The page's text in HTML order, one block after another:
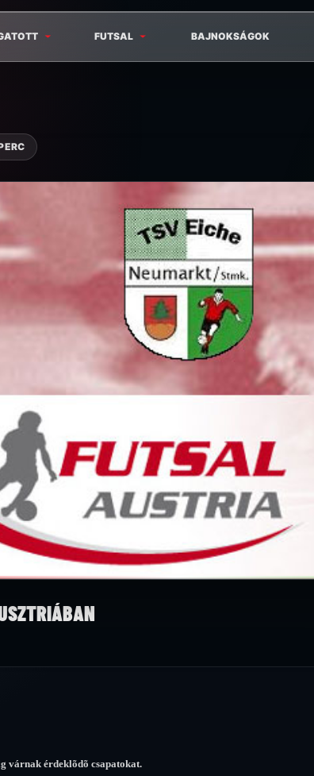
FUTSAL BAJNOKSÁGOK
várnak érdeklõdõ csapatokat.